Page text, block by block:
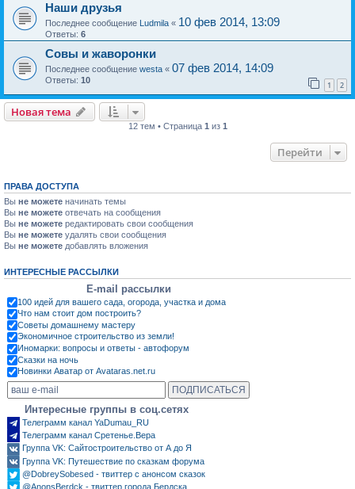
Наши друзья
Последнее сообщение Ludmila « 10 фев 2014, 13:09
Ответы: 6
Совы и жаворонки
Последнее сообщение westa « 07 фев 2014, 14:09
Ответы: 10 1 2
Новая тема
12 тем • Страница 1 из 1
Перейти
ПРАВА ДОСТУПА
Вы не можете начинать темы
Вы не можете отвечать на сообщения
Вы не можете редактировать свои сообщения
Вы не можете удалять свои сообщения
Вы не можете добавлять вложения
ИНТЕРЕСНЫЕ РАССЫЛКИ
E-mail рассылки
100 идей для вашего сада, огорода, участка и дома
Что нам стоит дом построить?
Советы домашнему мастеру
Экономичное строительство из земли!
Иномарки: вопросы и ответы - автофорум
Сказки на ночь
Новинки Аватар от Avataras.net.ru
Интересные группы в соц.сетях
Телеграмм канал YaDumau_RU
Телеграмм канал Сретенье.Вера
Группа VK: Сайтостроительство от А до Я
Группа VK: Путешествие по сказкам форума
@DobreySobesed - твиттер с анонсом сказок
@AnonsBerdck - твиттер города Бердска